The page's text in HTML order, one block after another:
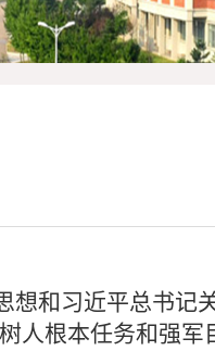
和习近平总书记
人根本任务和强军